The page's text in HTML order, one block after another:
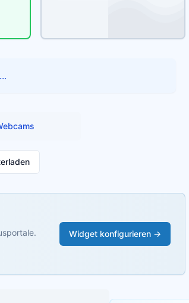
Widget konfigurieren →